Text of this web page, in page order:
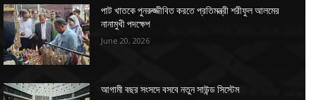
পাট খাতকে পুনরুজ্জীবিত করতে প্রতিমন্ত্রী শরীফুল আলমের
নানামুখী পদক্ষেপ
June 20, 2026
আগামী বছর সংসদে বসবে নতুন সাউন্ড সিস্টেম